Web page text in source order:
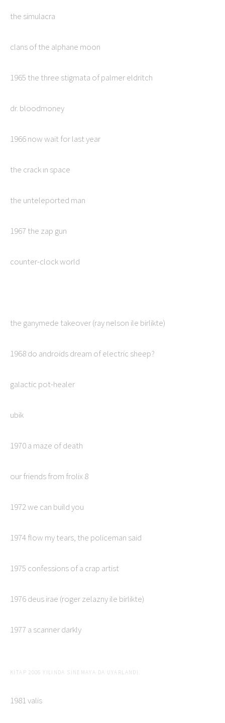
the simulacra
clans of the alphane moon
1965 the three stigmata of palmer eldritch
dr. bloodmoney
1966 now wait for last year
the crack ın space
the unteleported man
1967 the zap gun
counter-clock world
the ganymede takeover (ray nelson ile birlikte)
1968 do androids dream of electric sheep?
galactic pot-healer
ubik
1970 a maze of death
our friends from frolix 8
1972 we can build you
1974 flow my tears, the policeman said
1975 confessions of a crap artist
1976 deus irae (roger zelazny ile birlikte)
1977 a scanner darkly
KITAP 2006 YILINDA SINEMAYA DA UYARLANDI.
1981 valis